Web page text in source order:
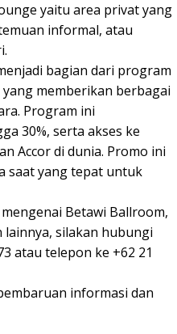
yaitu area privat yang
informal, atau
bagian dari program
memberikan berbagai
Program ini
30%, serta akses ke
Accor di dunia. Promo ini
saat yang tepat untuk
Betawi Ballroom,
silakan hubungi
atau telepon ke +62 21
informasi dan